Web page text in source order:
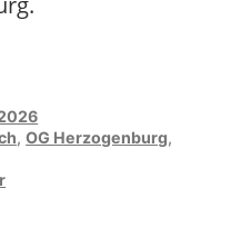
,OG Herzogenburg,
zu